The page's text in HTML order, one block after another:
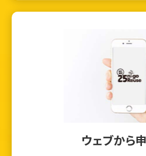
ウェブから